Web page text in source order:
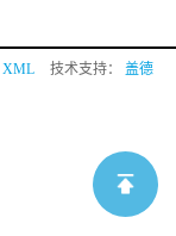
XML 技术支持： 盖德